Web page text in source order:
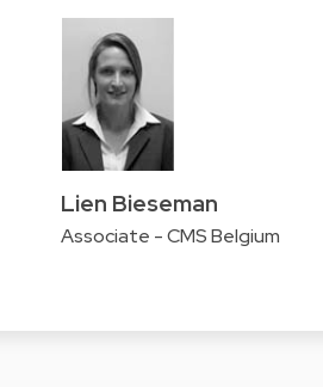
Lien Bieseman
Associate - CMS Belgium